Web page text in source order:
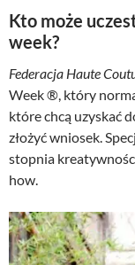
Kto może
week?
Federacja Haute
Week ®, który
które chcą uzyskać
złożyć wniosek.
stopnia
how.